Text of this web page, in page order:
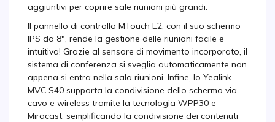
aggiuntivi per coprire sale riunioni più grandi.
Il pannello di controllo MTouch E2, con il suo schermo
IPS da 8", rende la gestione delle riunioni facile e
intuitiva! Grazie al sensore di movimento incorporato, il
sistema di conferenza si sveglia automaticamente non
appena si entra nella sala riunioni. Infine, lo Yealink
MVC S40 supporta la condivisione dello schermo via
cavo e wireless tramite la tecnologia WPP30 e
Miracast, semplificando la condivisione dei contenuti